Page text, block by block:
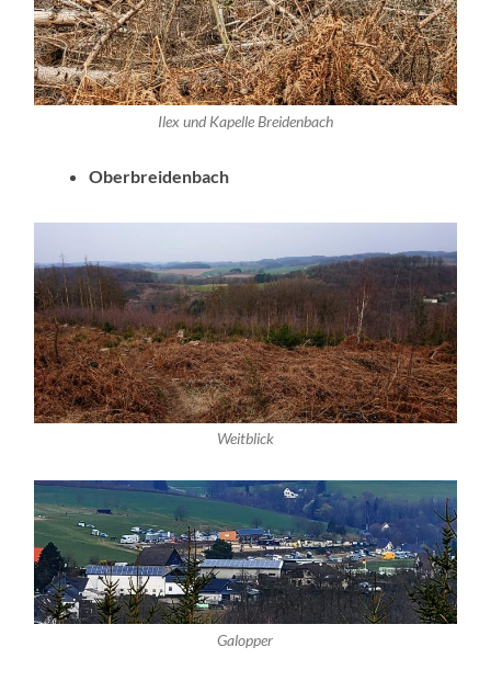
Ilex und Kapelle Breidenbach
Oberbreidenbach
Weitblick
Galopper